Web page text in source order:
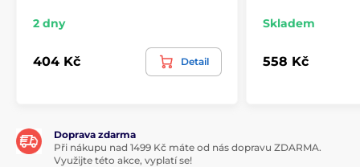
2 dny
404 Kč Detail
Skladem
558 Kč
Doprava zdarma
Při nákupu nad 1499 Kč máte od nás dopravu ZDARMA.
Využijte této akce, vyplatí se!